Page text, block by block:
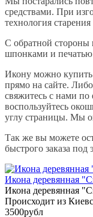
средствами. При
технология
С обратной стороны
шпонками и печатью
Икону можно
прямо на сайте.
свяжитесь с нами
воспользуйтесь
углу страницы. Мы
Так же вы можете
быстрого заказа
Икона деревянная
Икона деревянная
Происходит из
3500рубл